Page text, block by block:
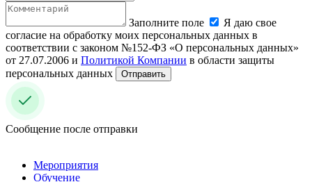
Заполните поле
Я даю свое
согласие на обработку моих персональных данных в
соответствии с законом №152-ФЗ «О персональных данных»
от 27.07.2006 и Политикой Компании в области защиты
персональных данных
Отправить
Сообщение после отправки
Мероприятия
Обучение